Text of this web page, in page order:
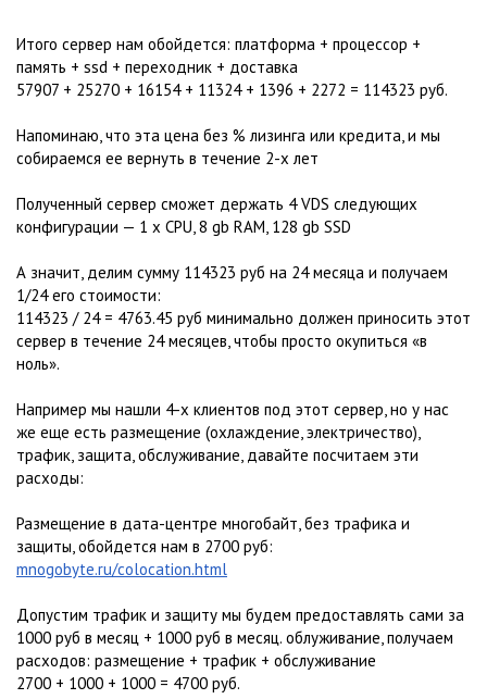
Итого сервер нам обойдется: платформа + процессор +
память + ssd + переходник + доставка
57907 + 25270 + 16154 + 11324 + 1396 + 2272 = 114323 руб.
Напоминаю, что эта цена без % лизинга или кредита, и мы
собираемся ее вернуть в течение 2-х лет
Полученный сервер сможет держать 4 VDS следующих
конфигурации — 1 x CPU, 8 gb RAM, 128 gb SSD
А значит, делим сумму 114323 руб на 24 месяца и получаем
1/24 его стоимости:
114323 / 24 = 4763.45 руб минимально должен приносить этот
сервер в течение 24 месяцев, чтобы просто окупиться «в
ноль».
Например мы нашли 4-х клиентов под этот сервер, но у нас
же еще есть размещение (охлаждение, электричество),
трафик, защита, обслуживание, давайте посчитаем эти
расходы:
Размещение в дата-центре многобайт, без трафика и
защиты, обойдется нам в 2700 руб:
mnogobyte.ru/colocation.html
Допустим трафик и защиту мы будем предоставлять сами за
1000 руб в месяц + 1000 руб в месяц. облуживание, получаем
расходов: размещение + трафик + обслуживание
2700 + 1000 + 1000 = 4700 руб.